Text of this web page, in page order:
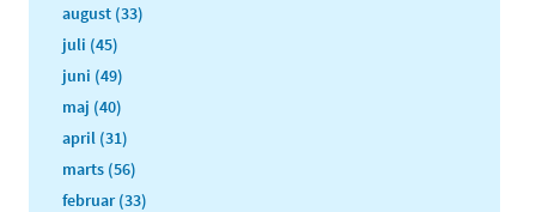
august (33)
juli (45)
juni (49)
maj (40)
april (31)
marts (56)
februar (33)